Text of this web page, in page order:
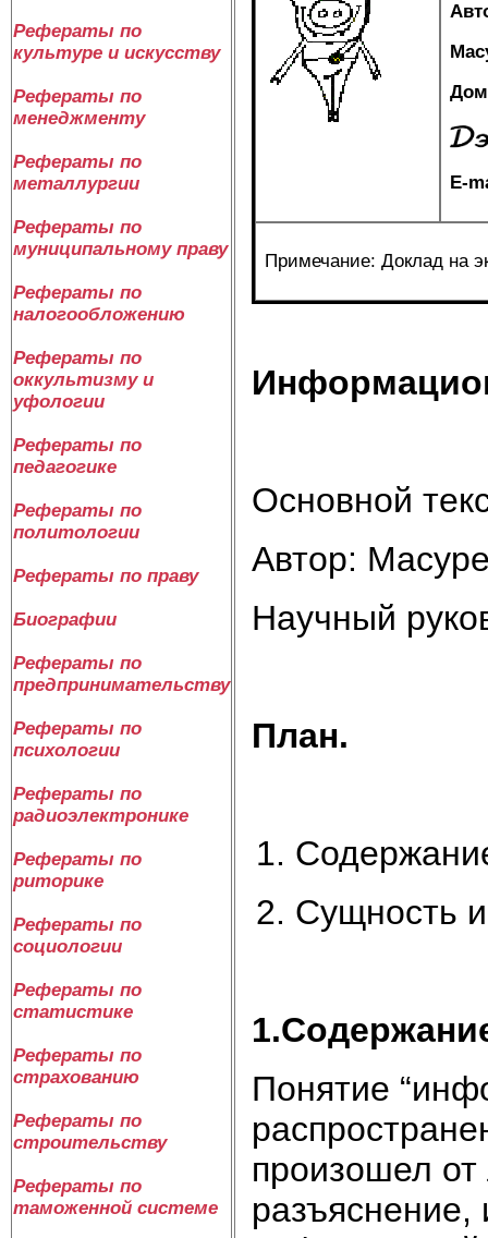
Рефераты по
культуре и искусству
Рефераты по
менеджменту
Рефераты по
металлургии
Рефераты по
муниципальному праву
Рефераты по
налогообложению
Рефераты по
оккультизму и
уфологии
Рефераты по
педагогике
Рефераты по
политологии
Рефераты по праву
Биографии
Рефераты по
предпринимательству
Рефераты по
психологии
Рефераты по
радиоэлектронике
Рефераты по
риторике
Рефераты по
социологии
Рефераты по
статистике
Рефераты по
страхованию
Рефераты по
строительству
Рефераты по
таможенной системе
E-
Примечание: Доклад на
Основной
Автор:
Научный
План.
Сущность
Понятие
произошел от